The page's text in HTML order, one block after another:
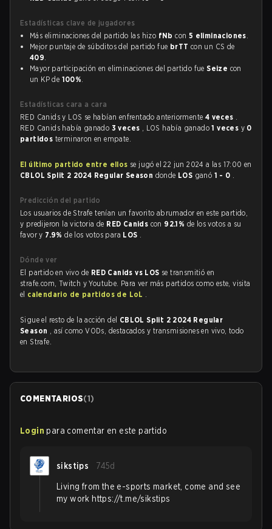
Estadísticas clave de jugadores
Más eliminaciones del partido las hizo fNb con 5 eliminaciones.
Mejor puntaje de súbditos del partido fue brTT con un CS de
409.
Mayor participación en eliminaciones del partido fueSeize con
un KP de 100%.
Estadísticas cara a cara
RED Canids y LOS se habían enfrentado anteriormente 4 veces .
RED Canids había ganado 3 veces , LOS había ganado1 veces y 0
partidos terminaron en empate.
El último partido entre ellos se jugó el 22 jun 2024 a las 17:00 en
CBLOL Split 2 2024 Regular Season donde LOS ganó 1 - 0 .
Predicción del partido
Los usuarios de Strafe tenían un favorito abrumador en este partido,
y predijeron la victoria de RED Canids con 92.1% de los votos a su
favor y 7.9%de los votos para LOS .
Dónde ver
El partido en vivo de RED Canids vs LOS se transmitió en
strafe.com, Twitch y Youtube. Para ver más partidos como este, visita
el calendario de partidos de LoL .
Sigue el resto de la acción del CBLOL Split 2 2024 Regular
Season , así como VODs, destacados y transmisiones en vivo, todo
en Strafe.
COMENTARIOS(1)
Login para comentar en este partido
sikstips 745d
Living from the e-sports market, come and see
my work https://t.me/sikstips